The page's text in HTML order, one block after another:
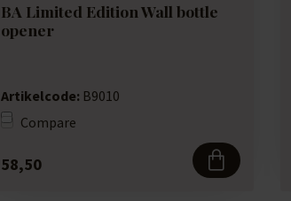
BA Limited Edition Wall bottle
opener
Artikelcode: B9010
Compare
58,50